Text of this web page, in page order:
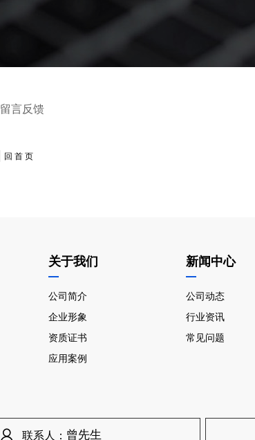
留言反馈
回 首 页
关于我们
公司简介
企业形象
资质证书
应用案例
新闻中心
公司动态
行业资讯
常见问题
联系人： 曾先生